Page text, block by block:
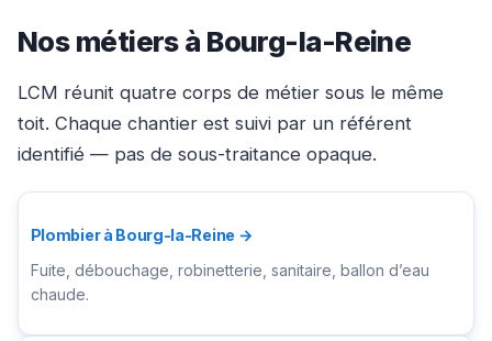
Nos métiers à Bourg-la-Reine
LCM réunit quatre corps de métier sous le même
toit. Chaque chantier est suivi par un référent
identifié — pas de sous-traitance opaque.
Plombier à Bourg-la-Reine →
Fuite, débouchage, robinetterie, sanitaire, ballon d’eau
chaude.